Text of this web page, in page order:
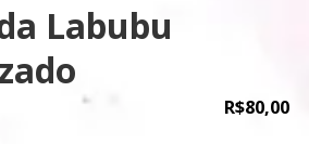
Labubu
R$80,00